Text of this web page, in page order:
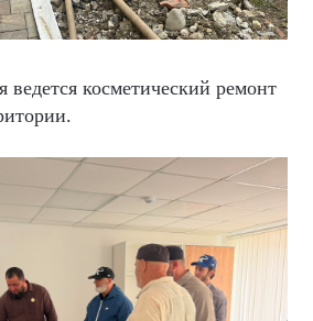
ведется косметический ремонт